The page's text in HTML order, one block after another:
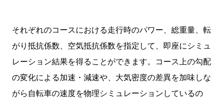
それぞれのコースにおける走行時のパワー、総重量、転
がり抵抗係数、空気抵抗係数を指定して、即座にシミュ
レーション結果を得ることができます。コース上の勾配
の変化による加速・減速や、大気密度の差異を加味しな
がら自転車の速度を物理シミュレーションしているの